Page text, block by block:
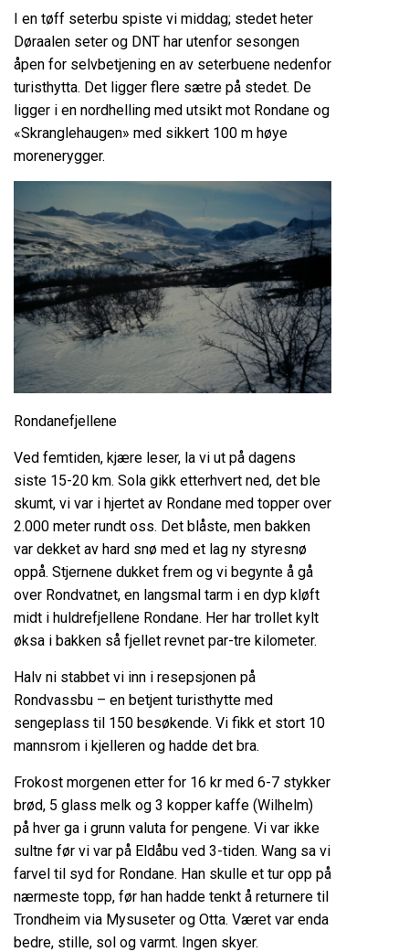
I en tøff seterbu spiste vi middag; stedet heter
Døraalen seter og DNT har utenfor sesongen
åpen for selvbetjening en av seterbuene nedenfor
turisthytta. Det ligger flere sætre på stedet. De
ligger i en nordhelling med utsikt mot Rondane og
«Skranglehaugen» med sikkert 100 m høye
morenerygger.
Rondanefjellene
Ved femtiden, kjære leser, la vi ut på dagens
siste 15-20 km. Sola gikk etterhvert ned, det ble
skumt, vi var i hjertet av Rondane med topper over
2.000 meter rundt oss. Det blåste, men bakken
var dekket av hard snø med et lag ny styresnø
oppå. Stjernene dukket frem og vi begynte å gå
over Rondvatnet, en langsmal tarm i en dyp kløft
midt i huldrefjellene Rondane. Her har trollet kylt
øksa i bakken så fjellet revnet par-tre kilometer.
Halv ni stabbet vi inn i resepsjonen på
Rondvassbu – en betjent turisthytte med
sengeplass til 150 besøkende. Vi fikk et stort 10
mannsrom i kjelleren og hadde det bra.
Frokost morgenen etter for 16 kr med 6-7 stykker
brød, 5 glass melk og 3 kopper kaffe (Wilhelm)
på hver ga i grunn valuta for pengene. Vi var ikke
sultne før vi var på Eldåbu ved 3-tiden. Wang sa vi
farvel til syd for Rondane. Han skulle et tur opp på
nærmeste topp, før han hadde tenkt å returnere til
Trondheim via Mysuseter og Otta. Været var enda
bedre, stille, sol og varmt. Ingen skyer.